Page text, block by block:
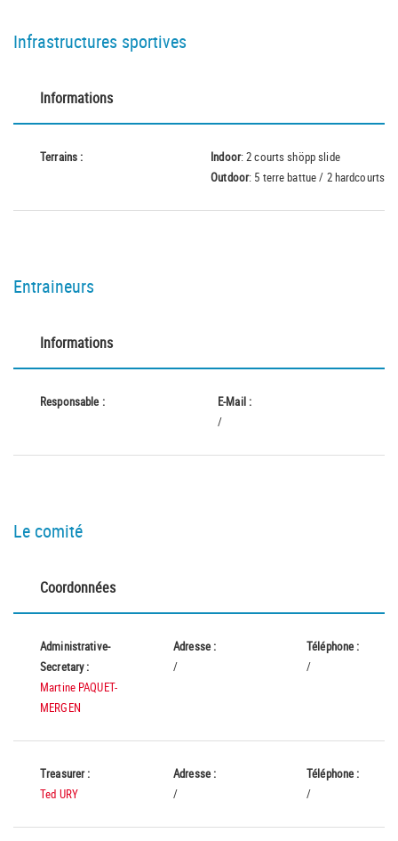
Infrastructures sportives
Informations
Terrains : Indoor: 2 courts shöpp slide
Outdoor: 5 terre battue / 2 hardcourts
Entraineurs
Informations
Responsable :
E-Mail :
/
Le comité
Coordonnées
Administrative-
Secretary :
Martine PAQUET-
MERGEN
Adresse :
/
Téléphone :
/
Treasurer :
Ted URY
Adresse :
/
Téléphone :
/